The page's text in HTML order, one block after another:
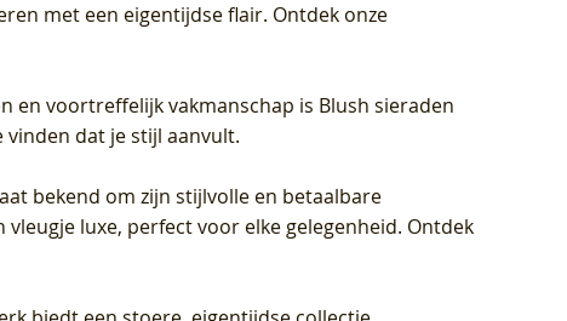
met een eigentijdse flair. Ontdek onze
en voortreffelijk vakmanschap is Blush sieraden
dat je stijl aanvult.
bekend om zijn stijlvolle en betaalbare
luxe, perfect voor elke gelegenheid. Ontdek